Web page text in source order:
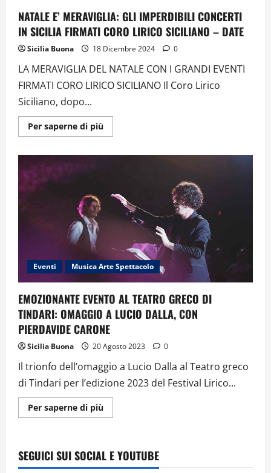
NATALE E’ MERAVIGLIA: GLI IMPERDIBILI CONCERTI
IN SICILIA FIRMATI CORO LIRICO SICILIANO – DATE
Sicilia Buona 18 Dicembre 2024 0
LA MERAVIGLIA DEL NATALE CON I GRANDI EVENTI
FIRMATI CORO LIRICO SICILIANO Il Coro Lirico
Siciliano, dopo...
Per saperne di piùUlteriori
informazioni
CONCERTI
SICILIA
FIRMATI
SICILIANO
DATE
Eventi Musica Arte Spettacolo
EMOZIONANTE EVENTO AL TEATRO GRECO DI
TINDARI: OMAGGIO A LUCIO DALLA, CON
PIERDAVIDE CARONE
Sicilia Buona 20 Agosto 2023 0
Il trionfo dell’omaggio a Lucio Dalla al Teatro greco
di Tindari per l’edizione 2023 del Festival Lirico...
Per saperne di piùUlteriori
informazioni
AL
TEATRO
GRECO
SEGUICI SUI SOCIAL E YOUTUBE